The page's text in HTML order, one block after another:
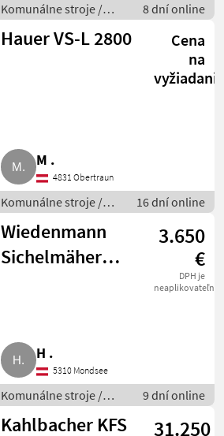
Komunálne stroje /
Snehové drapáky a
snehové frézy
8 dní online
Hauer VS-L 2800
Cena
na
M .
4831 Obertraun
Komunálne stroje /
Striekacie stroje
16 dní online
Wiedenmann
Sichelmäher
3.650
€
DPH je
neaplikovateľné
H .
5310 Mondsee
Komunálne stroje /
Ostatné komunálne
náradia
9 dní online
Kahlbacher KFS
31.250